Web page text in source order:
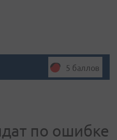
5 баллов
по ошибке